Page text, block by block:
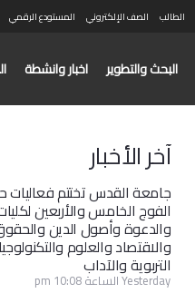
الطالب الصف الإلكتروني المستودع الرقمي
البحث والتطوير اخبار وانشطة
آخر الأخبار
جامعة القدس تختتم فعاليات
الفوج الخامس والأربعين
والدعوة وأصول الدين
والاقتصاد والعلوم
التربوية والآداب
Yesterday الساعة 10:08 pm